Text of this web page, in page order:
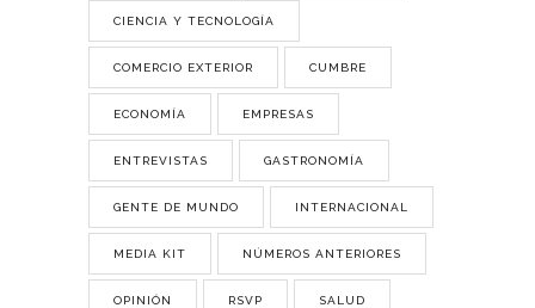
CIENCIA Y TECNOLOGÍA
COMERCIO EXTERIOR CUMBRE
ECONOMÍA EMPRESAS
ENTREVISTAS GASTRONOMÍA
GENTE DE MUNDO INTERNACIONAL
MEDIA KIT NÚMEROS ANTERIORES
OPINIÓN RSVP SALUD